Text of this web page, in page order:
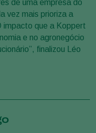
de uma empresa do
vez mais prioriza a
impacto que a Koppert
e no agronegócio
finalizou Léo